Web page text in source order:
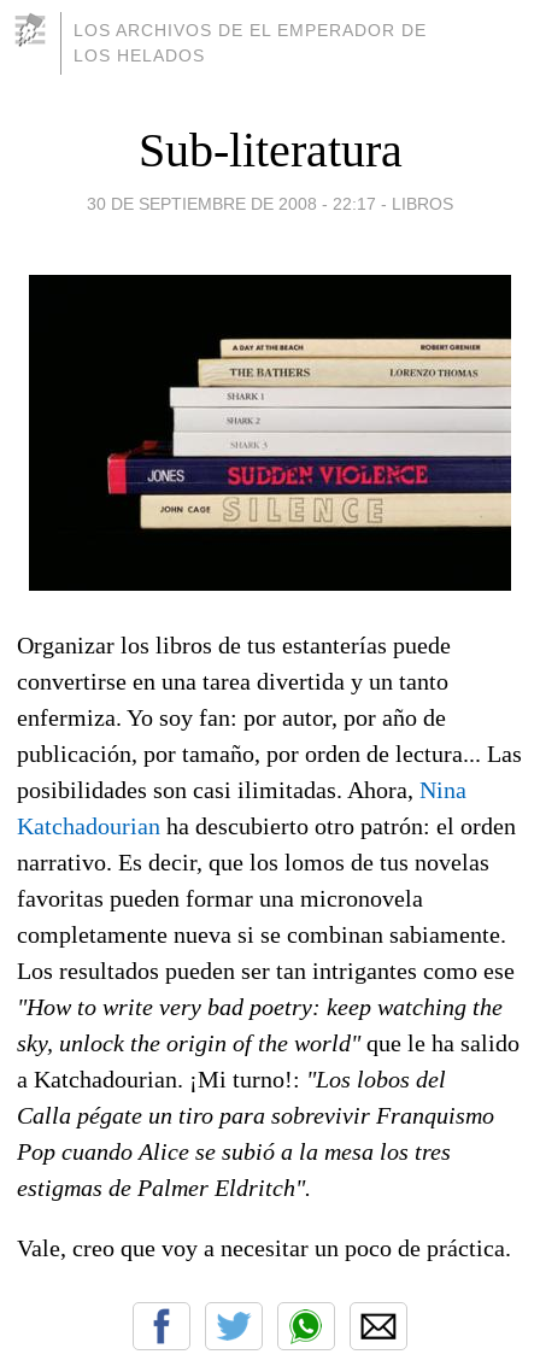
LOS ARCHIVOS DE EL EMPERADOR DE
LOS HELADOS
Sub-literatura
30 DE SEPTIEMBRE DE 2008 - 22:17 - LIBROS
Organizar los libros de tus estanterías puede
convertirse en una tarea divertida y un tanto
enfermiza. Yo soy fan: por autor, por año de
publicación, por tamaño, por orden de lectura... Las
posibilidades son casi ilimitadas. Ahora, Nina
Katchadourian ha descubierto otro patrón: el orden
narrativo. Es decir, que los lomos de tus novelas
favoritas pueden formar una micronovela
completamente nueva si se combinan sabiamente.
Los resultados pueden ser tan intrigantes como ese
"How to write very bad poetry: keep watching the
sky, unlock the origin of the world"que le ha salido
a Katchadourian. ¡Mi turno!: "Los lobos del
Calla pégate un tiro para sobrevivir Franquismo
Pop cuando Alice se subió a la mesa los tres
estigmas de Palmer Eldritch".
Vale, creo que voy a necesitar un poco de práctica.